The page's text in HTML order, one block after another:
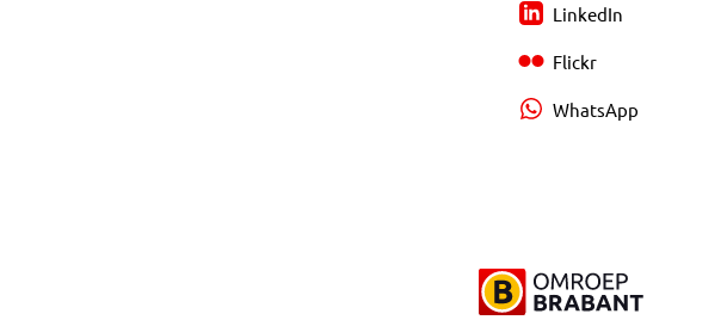
LinkedIn
Flickr
WhatsApp